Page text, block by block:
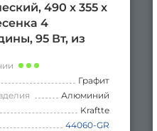
490 х 355 х
4
95 Вт, из
с таймером
цвет ГРАФИТ.
Графит
Алюминий
Kraftte
44060-GR